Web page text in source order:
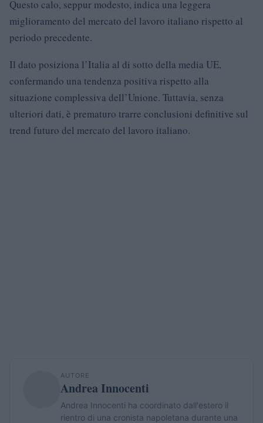
Questo calo, seppur modesto, indica una leggera
miglioramento del mercato del lavoro italiano rispetto al
periodo precedente.
Il dato posiziona l’Italia al di sotto della media UE,
confermando una tendenza positiva rispetto alla
situazione complessiva dell’Unione. Tuttavia, senza
ulteriori dati, è prematuro trarre conclusioni definitive sul
trend futuro del mercato del lavoro italiano.
AUTORE
Andrea Innocenti
Andrea Innocenti ha coordinato dall'estero il
rientro di una cronista napoletana durante una